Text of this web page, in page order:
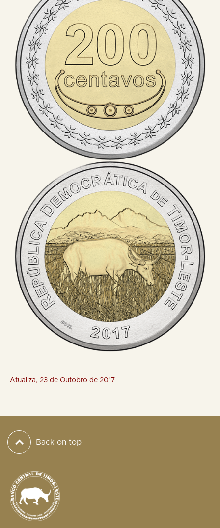
Atualiza, 23 de Outobro de 2017
Back on top